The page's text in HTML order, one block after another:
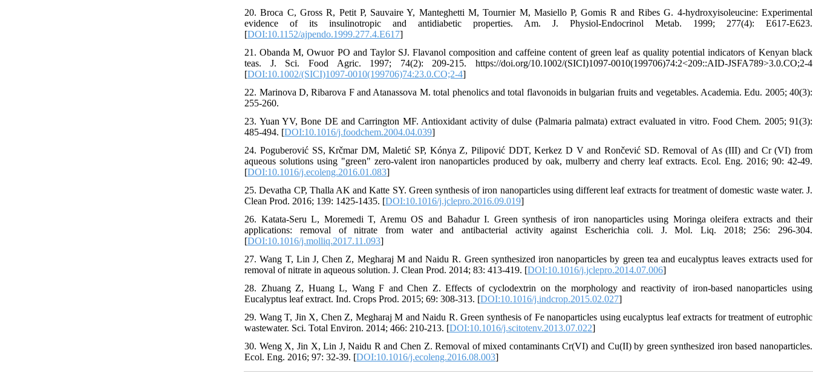
20. Broca C, Gross R, Petit P, Sauvaire Y, Manteghetti M, Tournier M, Masiello P, Gomis R and Ribes G. 4-hydroxyisoleucine: Experimental
evidence of its insulinotropic and antidiabetic properties. Am. J. Physiol-Endocrinol Metab. 1999; 277(4): E617-E623.
[DOI:10.1152/ajpendo.1999.277.4.E617]
21. Obanda M, Owuor PO and Taylor SJ. Flavanol composition and caffeine content of green leaf as quality potential indicators of Kenyan black
teas. J. Sci. Food Agric. 1997; 74(2): 209-215. https://doi.org/10.1002/(SICI)1097-0010(199706)74:2<209::AID-JSFA789>3.0.CO;2-4
[DOI:10.1002/(SICI)1097-0010(199706)74:23.0.CO;2-4]
22. Marinova D, Ribarova F and Atanassova M. total phenolics and total flavonoids in bulgarian fruits and vegetables. Academia. Edu. 2005; 40(3):
255-260.
23. Yuan YV, Bone DE and Carrington MF. Antioxidant activity of dulse (Palmaria palmata) extract evaluated in vitro. Food Chem. 2005; 91(3):
485-494. [DOI:10.1016/j.foodchem.2004.04.039]
24. Poguberović SS, Krčmar DM, Maletić SP, Kónya Z, Pilipović DDT, Kerkez D V and Rončević SD. Removal of As (III) and Cr (VI) from
aqueous solutions using "green" zero-valent iron nanoparticles produced by oak, mulberry and cherry leaf extracts. Ecol. Eng. 2016; 90: 42-49.
[DOI:10.1016/j.ecoleng.2016.01.083]
25. Devatha CP, Thalla AK and Katte SY. Green synthesis of iron nanoparticles using different leaf extracts for treatment of domestic waste water. J.
Clean Prod. 2016; 139: 1425-1435. [DOI:10.1016/j.jclepro.2016.09.019]
26. Katata-Seru L, Moremedi T, Aremu OS and Bahadur I. Green synthesis of iron nanoparticles using Moringa oleifera extracts and their
applications: removal of nitrate from water and antibacterial activity against Escherichia coli. J. Mol. Liq. 2018; 256: 296-304.
[DOI:10.1016/j.molliq.2017.11.093]
27. Wang T, Lin J, Chen Z, Megharaj M and Naidu R. Green synthesized iron nanoparticles by green tea and eucalyptus leaves extracts used for
removal of nitrate in aqueous solution. J. Clean Prod. 2014; 83: 413-419. [DOI:10.1016/j.jclepro.2014.07.006]
28. Zhuang Z, Huang L, Wang F and Chen Z. Effects of cyclodextrin on the morphology and reactivity of iron-based nanoparticles using
Eucalyptus leaf extract. Ind. Crops Prod. 2015; 69: 308-313. [DOI:10.1016/j.indcrop.2015.02.027]
29. Wang T, Jin X, Chen Z, Megharaj M and Naidu R. Green synthesis of Fe nanoparticles using eucalyptus leaf extracts for treatment of eutrophic
wastewater. Sci. Total Environ. 2014; 466: 210-213. [DOI:10.1016/j.scitotenv.2013.07.022]
30. Weng X, Jin X, Lin J, Naidu R and Chen Z. Removal of mixed contaminants Cr(VI) and Cu(II) by green synthesized iron based nanoparticles.
Ecol. Eng. 2016; 97: 32-39. [DOI:10.1016/j.ecoleng.2016.08.003]